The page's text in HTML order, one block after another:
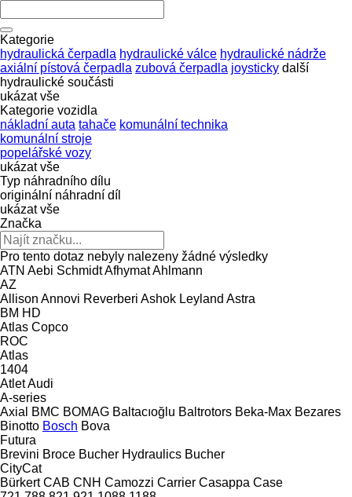
Kategorie
hydraulická čerpadla hydraulické válce hydraulické nádrže
axiální pístová čerpadla zubová čerpadla joysticky další
hydraulické součásti
ukázat vše
Kategorie vozidla
nákladní auta tahače komunální technika
komunální stroje
popelářské vozy
ukázat vše
Typ náhradního dílu
originální náhradní díl
ukázat vše
Značka
Pro tento dotaz nebyly nalezeny žádné výsledky
ATN Aebi SchmidtAfhymatAhlmann
AZ
Allison Annovi Reverberi Ashok Leyland Astra
BM HD
Atlas Copco
ROC
Atlas
1404
AtletAudi
A-series
Axial
BMC BOMAG Baltacıoğlu Baltrotors Beka-Max Bezares
Binotto Bosch Bova
Futura
Brevini Broce Bucher Hydraulics Bucher
CityCat
Bürkert CAB CNH Camozzi Carrier Casappa Case